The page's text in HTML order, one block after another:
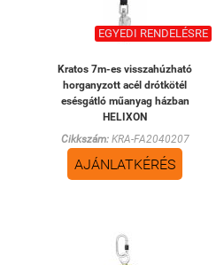
EGYEDI RENDELÉSRE
Kratos 7m-es visszahúzható
horganyzott acél drótkötél
esésgátló műanyag házban
HELIXON
Cikkszám:KRA-FA2040207
AJÁNLATKÉRÉS